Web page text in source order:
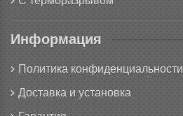
Информация
Политика конфиденциальности
Доставка и установка